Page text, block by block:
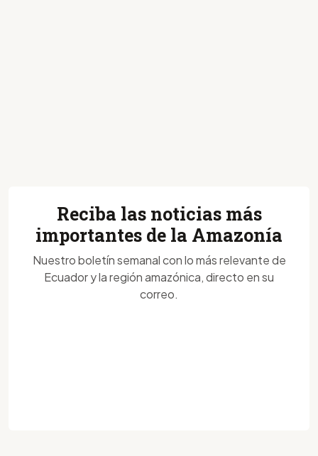
Reciba las noticias más
importantes de la Amazonía
Nuestro boletín semanal con lo más relevante de
Ecuador y la región amazónica, directo en su
correo.